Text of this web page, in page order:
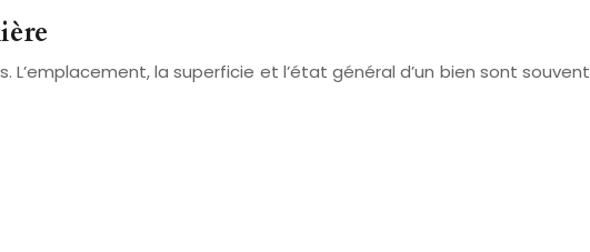
la superficie et l’état général d’un bien sont souvent